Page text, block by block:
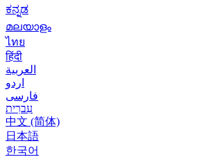
ಕನ್ನಡ
മലയാളം
ไทย
हिंदी
العربية
اردو
فارسی
עִברִית
中文 (简体)
日本語
한국어